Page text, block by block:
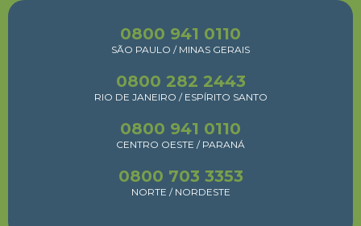
0800 941 0110
SÃO PAULO / MINAS GERAIS
0800 282 2443
RIO DE JANEIRO / ESPÍRITO SANTO
0800 941 0110
CENTRO OESTE / PARANÁ
0800 703 3353
NORTE / NORDESTE